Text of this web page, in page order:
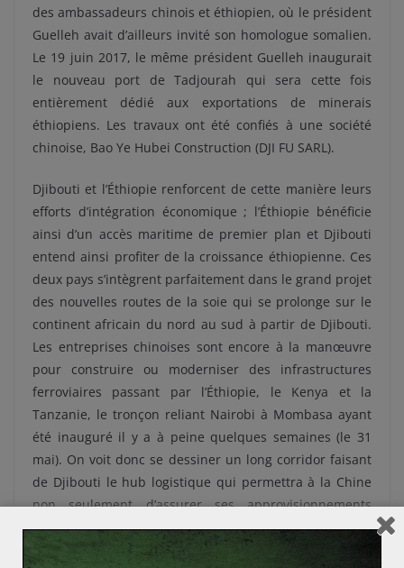
des ambassadeurs chinois et éthiopien, où le président
Guelleh avait d’ailleurs invité son homologue somalien.
Le 19 juin 2017, le même président Guelleh inaugurait
le nouveau port de Tadjourah qui sera cette fois
entièrement dédié aux exportations de minerais
éthiopiens. Les travaux ont été confiés à une société
chinoise, Bao Ye Hubei Construction (DJI FU SARL).
Djibouti et l’Éthiopie renforcent de cette manière leurs
efforts d’intégration économique ; l’Éthiopie bénéficie
ainsi d’un accès maritime de premier plan et Djibouti
entend ainsi profiter de la croissance éthiopienne. Ces
deux pays s’intègrent parfaitement dans le grand projet
des nouvelles routes de la soie qui se prolonge sur le
continent africain du nord au sud à partir de Djibouti.
Les entreprises chinoises sont encore à la manœuvre
pour construire ou moderniser des infrastructures
ferroviaires passant par l’Éthiopie, le Kenya et la
Tanzanie, le tronçon reliant Nairobi à Mombasa ayant
été inauguré il y a à peine quelques semaines (le 31
mai). On voit donc se dessiner un long corridor faisant
de Djibouti le hub logistique qui permettra à la Chine
non seulement d’assurer ses approvisionnements
énergétiques et en minerais, mais aussi de lui garantir
des débouchés pour ses produits manufacturés dans